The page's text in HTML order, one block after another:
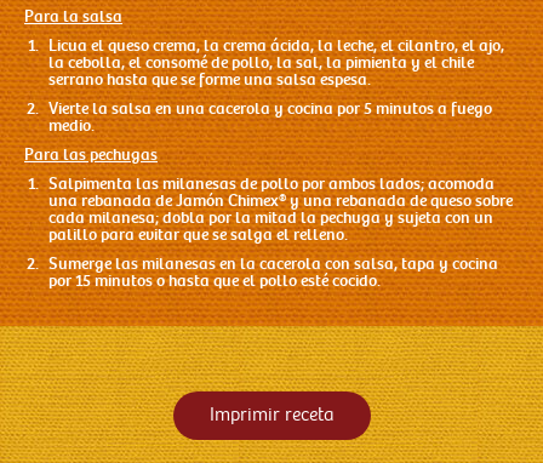
Para la salsa
Licua el queso crema, la crema ácida, la leche, el cilantro, el ajo,
la cebolla, el consomé de pollo, la sal, la pimienta y el chile
serrano hasta que se forme una salsa espesa.
Vierte la salsa en una cacerola y cocina por 5 minutos a fuego
medio.
Para las pechugas
Salpimenta las milanesas de pollo por ambos lados; acomoda
una rebanada deJamón Chimex®y una rebanada de queso sobre
cada milanesa; dobla por la mitad la pechuga y sujeta con un
palillo para evitar que se salga el relleno.
Sumerge las milanesas en la cacerola con salsa, tapa y cocina
por 15 minutos o hasta que el pollo esté cocido.
Imprimir receta